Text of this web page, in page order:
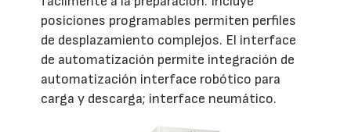
posiciones programables permiten perfiles
de desplazamiento complejos. El interface
de automatización permite integración de
automatización interface robótico para
carga y descarga; interface neumático.